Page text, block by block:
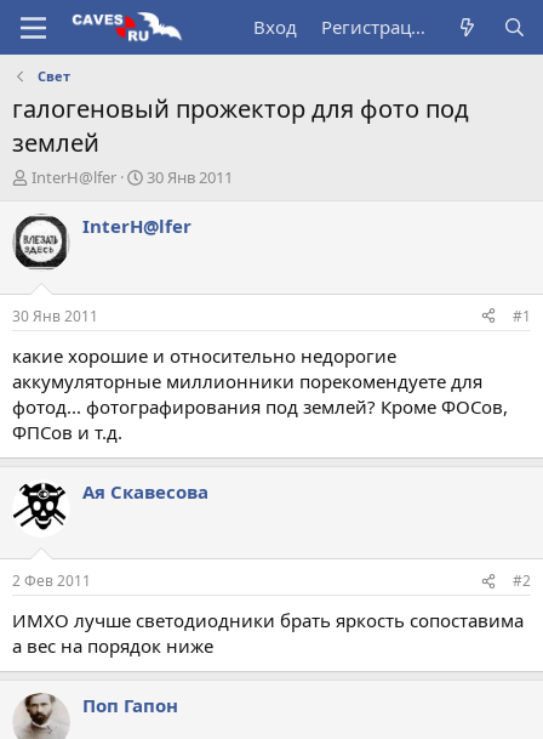
Вход Регистрация
Свет
галогеновый прожектор для фото под
землей
А
т
о
р
т
е
м
ы
InterH@lfer
Д
т
а
а
л
30 Янв 2011
InterH@lfer
30 Янв 2011 #1
какие хорошие и относительно недорогие
аккумуляторные миллионники порекомендуете для
фотод... фотографирования под землей? Кроме ФОСов,
ФПСов и т.д.
Ая Скавесова
2 Фев 2011 #2
ИМХО лучше светодиодники брать яркость сопоставима
а вес на порядок ниже
Поп Гапон